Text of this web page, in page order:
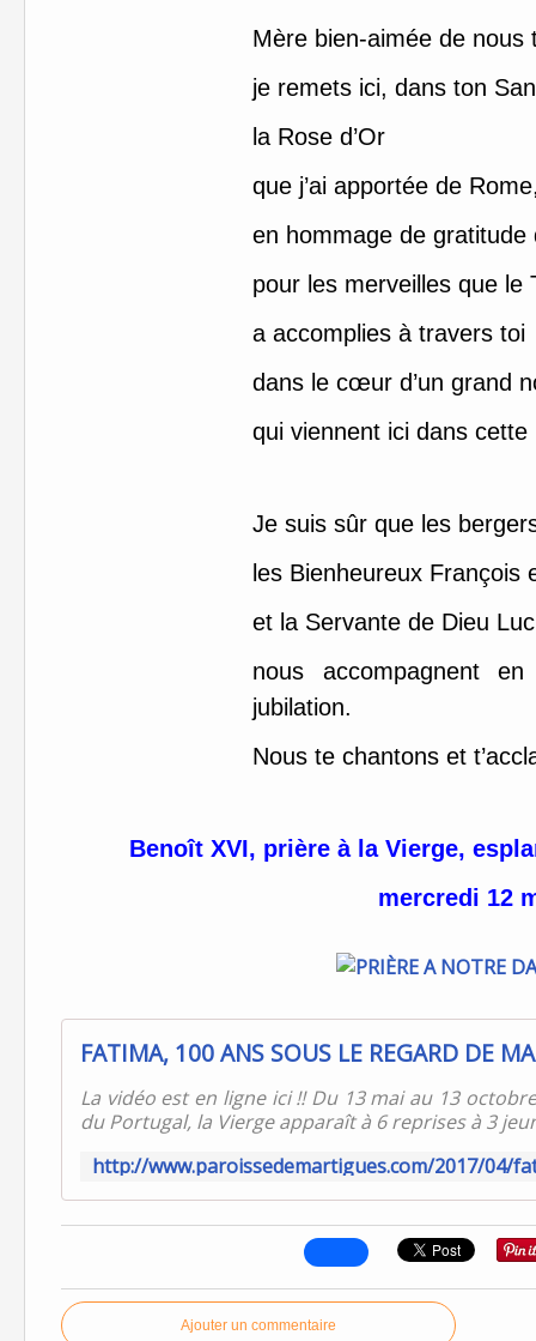
Mère bien-aimée de nous
je remets ici, dans ton
la Rose d’Or
que j’ai apportée de
en hommage de gratitude
pour les merveilles que le
a accomplies à travers toi
dans le cœur d’un grand
qui viennent ici dans
Je suis sûr que les
les Bienheureux François
et la Servante de Dieu
nous accompagnent
jubilation.
Nous te chantons et
Benoît XVI, prière à la Vierge,
mercredi 12
La vidéo est en ligne ici !! Du 13 mai au 13
du Portugal, la Vierge apparaît à 6 reprises à 3
Ajouter un commentaire